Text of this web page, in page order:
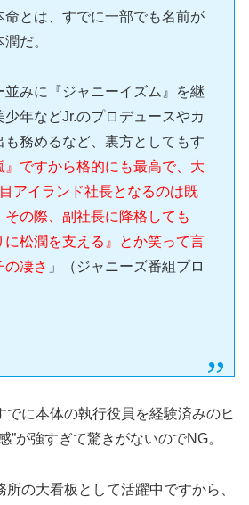
命とは、すでに一部でも名前が
だ。
並みに『ジャニーイズム』を継
年などJr.のプロデュースやカ
も務めるなど、裏方としてもす
』ですから格的にも最高で、大
アイランド社長となるのは既
その際、副社長に降格しても
に松潤を支える』とか笑って言
の凄さ 」（ジャニーズ番組プロ
でに本体の執行役員を経験済みのヒ
”が強すぎて驚きがないのでNG。
の大看板として活躍中ですから、